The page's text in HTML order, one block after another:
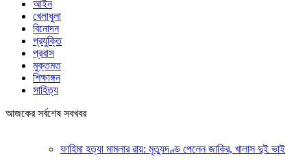
আইন
খেলাধুলা
বিনোদন
প্রযুক্তি
প্রবাস
মুক্তমত
শিক্ষাঙ্গন
সাহিত্য
আজকের সর্বশেষ সবখবর
ফাহিমা হত্যা মামলার রায়: মৃত্যুদণ্ড পেলেন জাকির, খালাস দুই ভাই